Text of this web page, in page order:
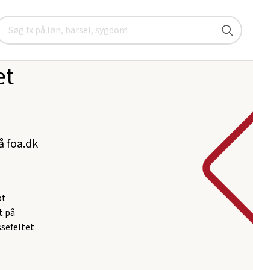
foa.dk
på